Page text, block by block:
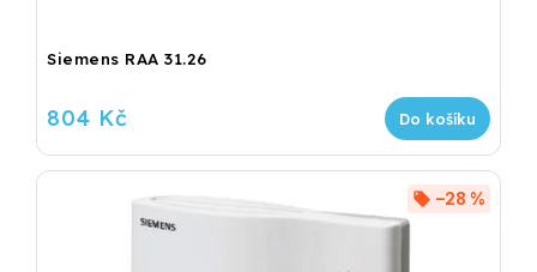
Siemens RAA 31.26
804 Kč Do košíku
–28 %